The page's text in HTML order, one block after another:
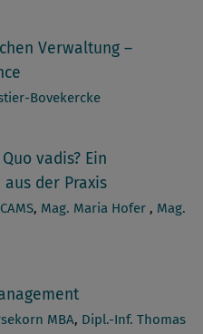
Verwaltung –
Bovekercke
vadis? Ein
der Praxis
, Mag. Maria Hofer , Mag.
MBA, Dipl.-Inf. Thomas